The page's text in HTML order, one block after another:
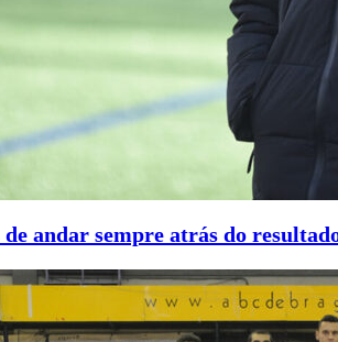
andar sempre atrás do